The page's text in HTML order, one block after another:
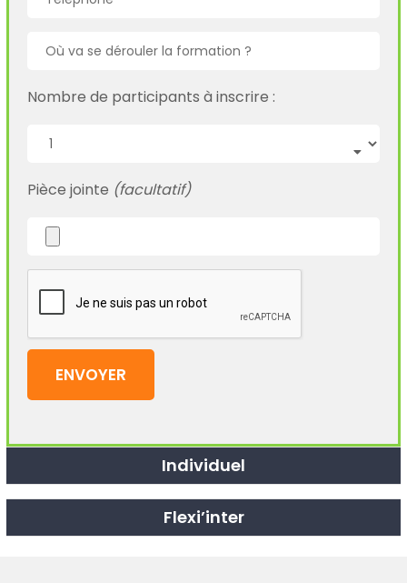
Nombre de participants à inscrire :
Pièce jointe (facultatif)
Individuel
Flexi’inter